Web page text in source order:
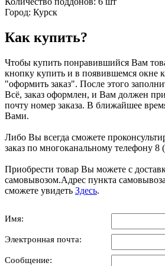
Город: Курск
Как купить?
Чтобы купить понравившийся Вам
кнопку купить и в появившемся окне
"оформить заказ". После этого
Всё, заказ оформлен, и Вам должен
почту номер заказа. В ближайшее
Вами.
Либо Вы всегда сможете
заказ по многоканальному телефону 8
Приобрести товар Вы можете с
самовывозом.Адрес пункта
сможете увидеть Здесь.
Имя:
Электронная почта:
Сообщение: